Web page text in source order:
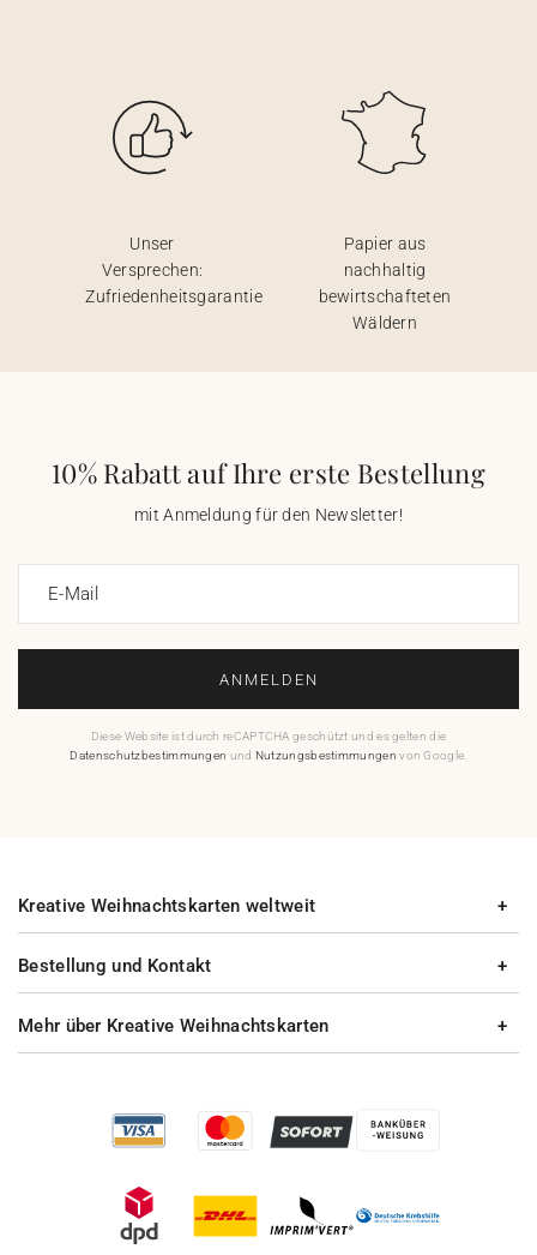
Unser
Versprechen:
Zufriedenheitsgarantie
Papier aus
nachhaltig
bewirtschafteten
Wäldern
10% Rabatt auf Ihre erste Bestellung
mit Anmeldung für den Newsletter!
E-Mail
ANMELDEN
Diese Website ist durch reCAPTCHA geschützt und es gelten die
Datenschutzbestimmungen und Nutzungsbestimmungen von Google.
Bestellung und Kontakt
Mehr über Kreative Weihnachtskarten
Kreative Weihnachtskarten weltweit